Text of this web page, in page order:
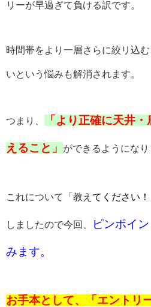
リーが早過ぎて負ける訳です。
時間帯をより一層さらに絞リ込
いという悩みも解消されます。
つまり、 「より正確に天井
えること」 ができるようになり
これについて「教え てください
しましたので今回、 ピンポイ
みます。
お手本として、「エントリ